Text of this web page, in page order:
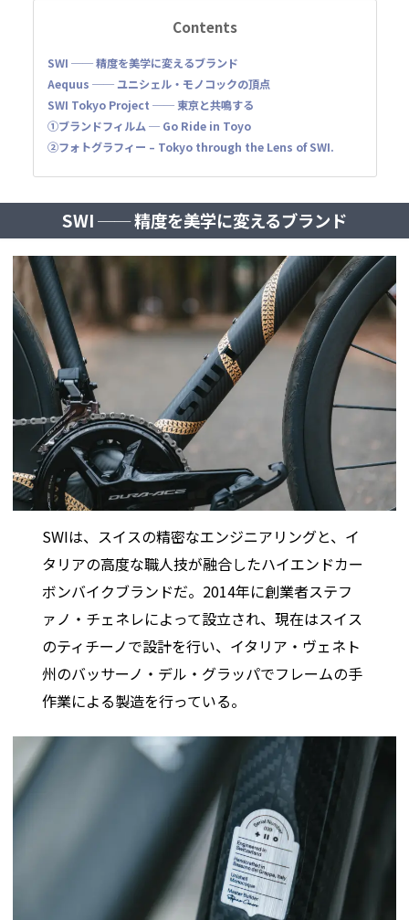
Contents
SWI ── 精度を美学に変えるブランド
Aequus ── ユニシェル・モノコックの頂点
SWI Tokyo Project ── 東京と共鳴する
①ブランドフィルム ─ Go Ride in Toyo
②フォトグラフィー – Tokyo through the Lens of SWI.
SWI ── 精度を美学に変えるブランド
SWIは、スイスの精密なエンジニアリングと、イ
タリアの高度な職人技が融合したハイエンドカー
ボンバイクブランドだ。2014年に創業者ステフ
ァノ・チェネレによって設立され、現在はスイス
のティチーノで設計を行い、イタリア・ヴェネト
州のバッサーノ・デル・グラッパでフレームの手
作業による製造を行っている。